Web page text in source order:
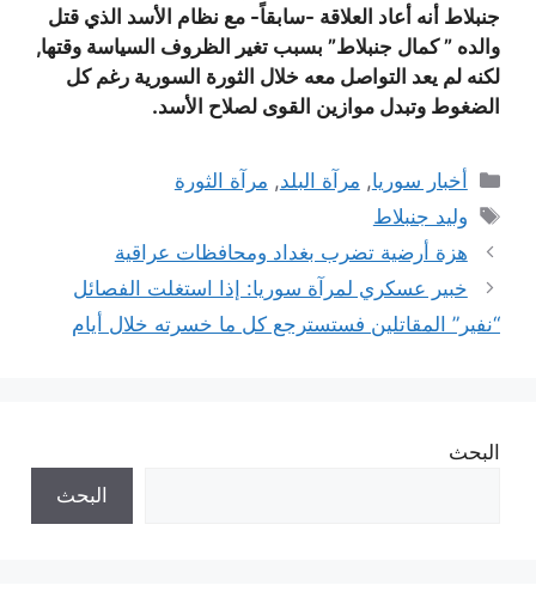
جنبلاط أنه أعاد العلاقة -سابقاً- مع نظام الأسد الذي قتل
والده ” كمال جنبلاط” بسبب تغير الظروف السياسة وقتها,
لكنه لم يعد التواصل معه خلال الثورة السورية رغم كل
الضغوط وتبدل موازين القوى لصلاح الأسد.
التصنيفات
أخبار سوريا, مرآة البلد, مرآة الثورة
الوسوم
وليد جنبلاط
هزة أرضية تضرب بغداد ومحافظات عراقية
خبير عسكري لمرآة سوريا: إذا استغلت الفصائل
“نفير” المقاتلين فستسترجع كل ما خسرته خلال أيام
البحث
البحث